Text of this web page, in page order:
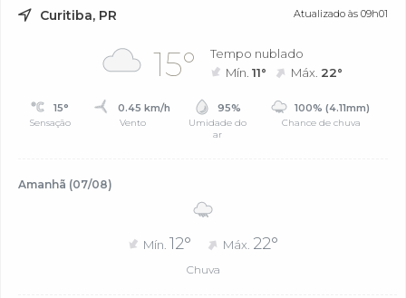
Curitiba, PR Atualizado às 09h01
15°
Tempo nublado
Mín.11° Máx. 22°
15°
Sensação
0.45 km/h
Vento
95%
Umidade do
ar
100% (4.11mm)
Chance de chuva
Amanhã (07/08)
Mín. 12° Máx. 22°
Chuva